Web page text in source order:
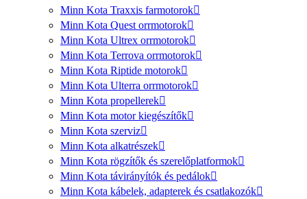
Minn Kota Traxxis farmotorok
Minn Kota Quest orrmotorok
Minn Kota Ultrex orrmotorok
Minn Kota Terrova orrmotorok
Minn Kota Riptide motorok
Minn Kota Ulterra orrmotorok
Minn Kota propellerek
Minn Kota motor kiegészítők
Minn Kota szerviz
Minn Kota alkatrészek
Minn Kota rögzítők és szerelőplatformok
Minn Kota távirányítók és pedálok
Minn Kota kábelek, adapterek és csatlakozók